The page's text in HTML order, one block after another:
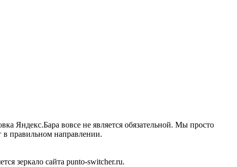
Яндекс.Бара вовсе не является обязательной. Мы просто
правильном направлении.
зеркало сайта punto-switcher.ru.